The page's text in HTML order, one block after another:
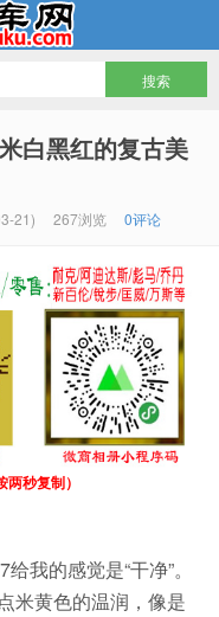
白黑红的复古美
21) 267浏览 0评论
两秒复制）
我的感觉是“干净”。
米黄色的温润，像是